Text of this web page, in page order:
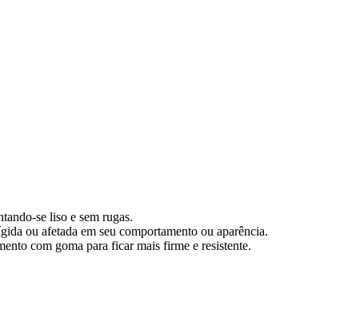
se liso e sem rugas.
ou afetada em seu comportamento ou aparência.
com goma para ficar mais firme e resistente.